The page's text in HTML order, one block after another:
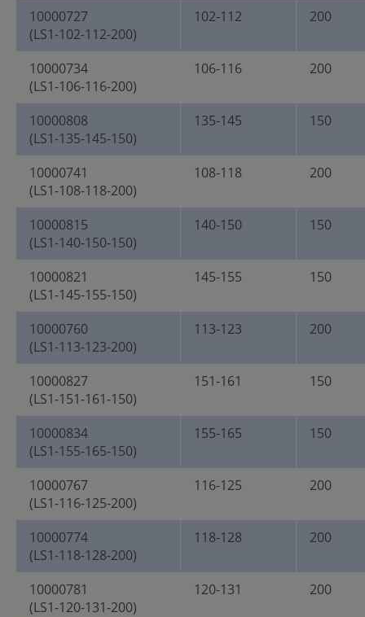
10000727
(LS1-102-112-200)
102-112 200
10000734
(LS1-106-116-200)
106-116 200
10000808
(LS1-135-145-150)
135-145 150
10000741
(LS1-108-118-200)
108-118 200
10000815
(LS1-140-150-150)
140-150 150
10000821
(LS1-145-155-150)
145-155 150
10000760
(LS1-113-123-200)
113-123 200
10000827
(LS1-151-161-150)
151-161 150
10000834
(LS1-155-165-150)
155-165 150
10000767
(LS1-116-125-200)
116-125 200
10000774
(LS1-118-128-200)
118-128 200
10000781
(LS1-120-131-200)
120-131 200